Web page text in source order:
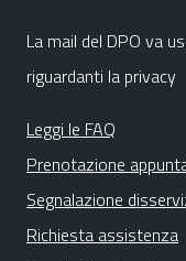
La mail del DPO va
riguardanti la privacy
Leggi le FAQ
Prenotazione
Segnalazione
Richiesta assistenza